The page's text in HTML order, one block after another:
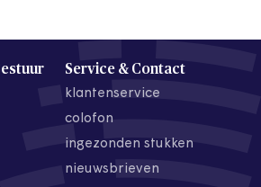
Service & Contact
klantenservice
colofon
ingezonden stukken
nieuwsbrieven